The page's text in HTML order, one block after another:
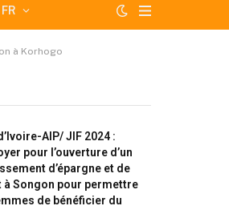
FR
à Korhogo
AIP/ JIF 2024 :
pour l’ouverture d’un
d’épargne et de
à Songon pour permettre
de bénéficier du